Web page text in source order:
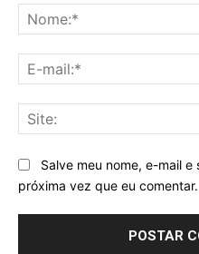
Salve meu nome, e-mail
próxima vez que eu comentar.